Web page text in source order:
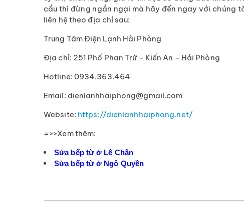
cầu thì đừng ngần ngại mà hãy đến ngay với chúng
liên hệ theo địa chỉ sau:
Trung Tâm Điện Lạnh Hải Phòng
Địa chỉ: 251 Phố Phan Trứ – Kiến An – Hải Phòng
Hotline: 0934.363.464
Email: dienlanhhaiphong@gmail.com
Website: https://dienlanhhaiphong.net/
=>>Xem thêm:
Sửa bếp từ ở Lê Chân
Sửa bếp từ ở Ngô Quyền